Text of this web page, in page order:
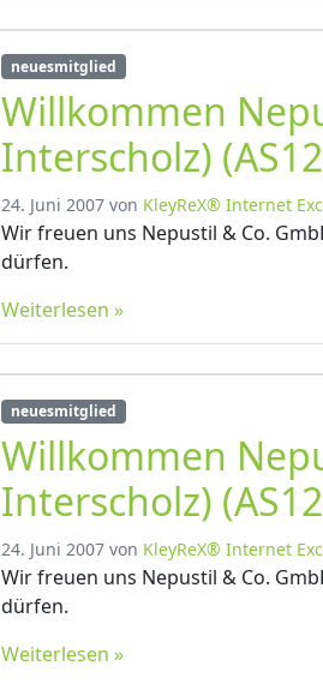
neuesmitglied
Willkommen
Interscholz)
24. Juni 2007 von KleyReX® Internet
Wir freuen uns Nepustil & Co.
dürfen.
Weiterlesen »
neuesmitglied
Willkommen
Interscholz)
24. Juni 2007 von KleyReX® Internet
Wir freuen uns Nepustil & Co.
dürfen.
Weiterlesen »